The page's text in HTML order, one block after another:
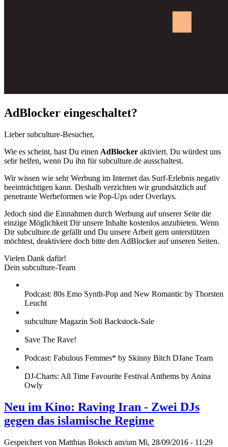
AdBlocker eingeschaltet?
Lieber subculture-Besucher,
Wie es scheint, hast Du einen AdBlocker aktiviert. Du würdest uns
sehr helfen, wenn Du ihn für subculture.de ausschaltest.
Wir wissen wie sehr Werbung im Internet das Surf-Erlebnis negativ
beeinträchtigen kann. Deshalb verzichten wir grundsätzlich auf
penetrante Werbeformen wie Pop-Ups oder Overlays.
Jedoch sind die Einnahmen durch Werbung auf unserer Seite die
einzige Möglichkeit Dir unsere Inhalte kostenlos anzubieten. Wenn
Dir subculture.de gefällt und Du unsere Arbeit gern unterstützen
möchtest, deaktiviere doch bitte den AdBlocker auf unseren Seiten.
Vielen Dank dafür!
Dein subculture-Team
Podcast: 80s Emo Synth-Pop and New Romantic by Thorsten
Leucht
subculture Magazin Soli Backstock-Sale
Save The Rave!
Podcast: Fabulous Femmes* by Skinny Bitch DJane Team
DJ-Charts: All Time Favourite Festival Anthems by Anina
Owly
Neu im Kino: Raving Iran - Zwei DJs
gegen das islamische Regime
Gespeichert von Matthias Boksch am/um Mi, 28/09/2016 - 11:29